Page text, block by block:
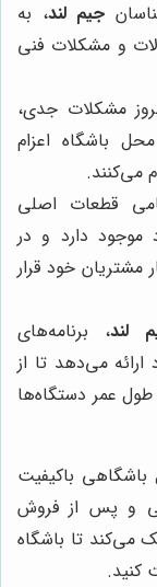
جیم لند، به
و مشکلات فنی
مشکلات جدی،
باشگاه اعزام
می‌کنند.
قطعات اصلی
موجود دارد و در
مشتریان خود قرار
لند، برنامه‌های
ارائه می‌دهد تا از
عمر دستگاه‌ها
باکیفیت
و پس از فروش
می‌کند تا باشگاه
کنید.